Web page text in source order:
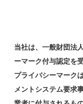
当社は、一般財団法
ーマーク付与認定を
プライバシーマーク
メントシステム要求